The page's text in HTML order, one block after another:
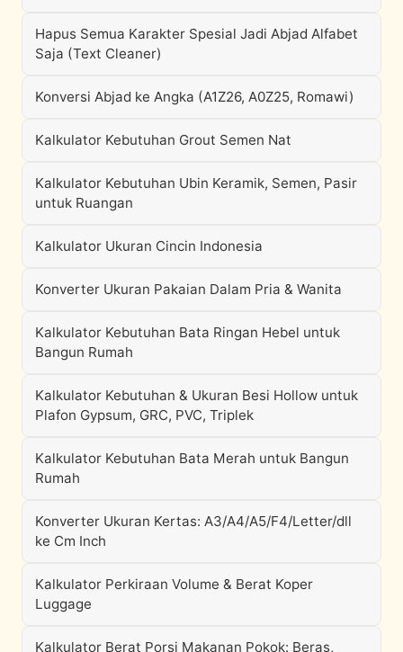
Hapus Semua Karakter Spesial Jadi Abjad Alfabet
Saja (Text Cleaner)
Konversi Abjad ke Angka (A1Z26, A0Z25, Romawi)
Kalkulator Kebutuhan Grout Semen Nat
Kalkulator Kebutuhan Ubin Keramik, Semen, Pasir
untuk Ruangan
Kalkulator Ukuran Cincin Indonesia
Konverter Ukuran Pakaian Dalam Pria & Wanita
Kalkulator Kebutuhan Bata Ringan Hebel untuk
Bangun Rumah
Kalkulator Kebutuhan & Ukuran Besi Hollow untuk
Plafon Gypsum, GRC, PVC, Triplek
Kalkulator Kebutuhan Bata Merah untuk Bangun
Rumah
Konverter Ukuran Kertas: A3/A4/A5/F4/Letter/dll
ke Cm Inch
Kalkulator Perkiraan Volume & Berat Koper
Luggage
Kalkulator Berat Porsi Makanan Pokok: Beras,